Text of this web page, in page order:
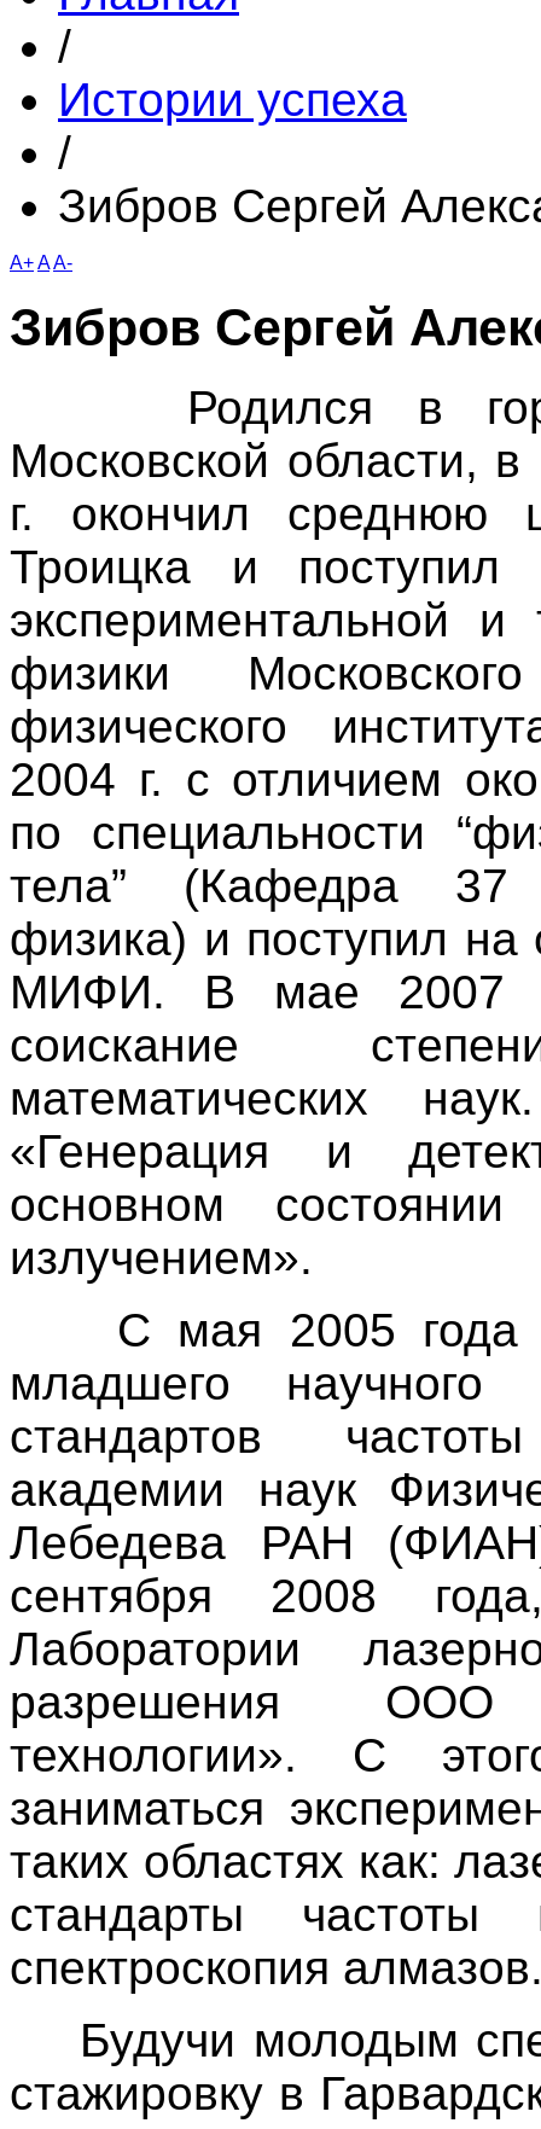
/
Истории успеха
/
Зибров Сергей
A+AA-
Зибров Сергей
Родился в
Московской области,
г. окончил
Троицка и поступил
экспериментальной и
физики
физического
2004 г. с отличием
по специальности
тела” (Кафедра
физика) и поступил на
МИФИ. В мае 2007
соискание
математических
«Генерация и
основном
излучением».
С мая 2005 года
младшего научного
стандартов
академии наук
Лебедева РАН
сентября 2008
Лаборатории
разрешения ООО
технологии». С
заниматься
таких областях как:
стандарты частоты
спектроскопия
Будучи молодым
стажировку в